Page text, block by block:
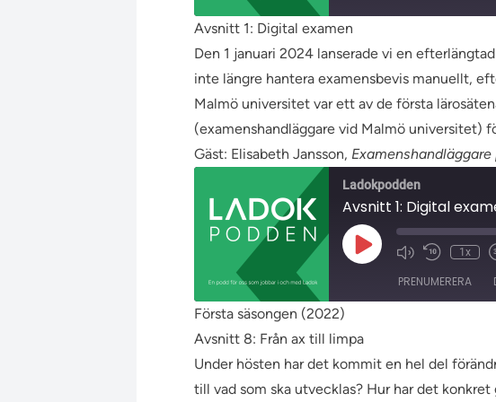
RSS-
FLÖDE
DELA
LÄNK
BÄDDA IN
Avsnitt 1: Digital examen
Den 1 januari 2024 lanserade vi en
inte längre hantera examensbevis manuellt,
Malmö universitet var ett av de första
(examenshandläggare vid Malmö universitet)
Gäst: Elisabeth Jansson,
Ladokpodden
Avsnitt 1: Digital
Spela
upp
avsnitt
1x
PRENUMERERA
RSS-
FLÖDE
DELA
LÄNK
Första säsongen (2022)
Avsnitt 8: Från ax till limpa
Under hösten har det kommit en hel del
till vad som ska utvecklas? Hur har det